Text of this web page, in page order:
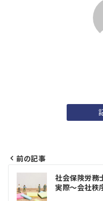
投
稿
前の記事
社会保険労務
実際～会社秩